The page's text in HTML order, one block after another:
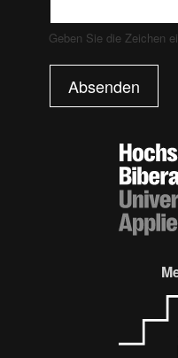
Geben Sie die Zeichen
Absenden